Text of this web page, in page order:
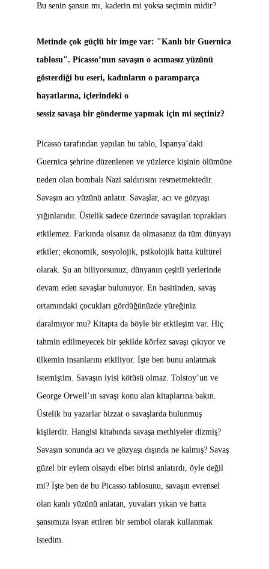
Bu senin şansın mı, kaderin mi yoksa seçimin midir?
Metinde çok güçlü bir imge var: "Kanlı bir Guernica
tablosu". Picasso’nun savaşın o acımasız yüzünü
gösterdiği bu eseri, kadınların o paramparça
hayatlarına, içlerindeki o
sessiz savaşa bir gönderme yapmak için mi seçtiniz?
Picasso tarafından yapılan bu tablo, İspanya’daki
Guernica şehrine düzenlenen ve yüzlerce kişinin ölümüne
neden olan bombalı Nazi saldırısını resmetmektedir.
Savaşın acı yüzünü anlatır. Savaşlar, acı ve gözyaşı
yığınlarıdır. Üstelik sadece üzerinde savaşılan toprakları
etkilemez. Farkında olsanız da olmasanız da tüm dünyayı
etkiler; ekonomik, sosyolojik, psikolojik hatta kültürel
olarak. Şu an biliyorsunuz, dünyanın çeşitli yerlerinde
devam eden savaşlar bulunuyor. En basitinden, savaş
ortamındaki çocukları gördüğünüzde yüreğiniz
daralmıyor mu? Kitapta da böyle bir etkileşim var. Hiç
tahmin edilmeyecek bir şekilde körfez savaşı çıkıyor ve
ülkemin insanlarını etkiliyor. İşte ben bunu anlatmak
istemiştim. Savaşın iyisi kötüsü olmaz. Tolstoy’un ve
George Orwell’ın savaşı konu alan kitaplarına bakın.
Üstelik bu yazarlar bizzat o savaşlarda bulunmuş
kişilerdir. Hangisi kitabında savaşa methiyeler dizmiş?
Savaşın sonunda acı ve gözyaşı dışında ne kalmış? Savaş
güzel bir eylem olsaydı elbet birisi anlatırdı, öyle değil
mi? İşte ben de bu Picasso tablosunu, savaşın evrensel
olan kanlı yüzünü anlatan, yuvaları yıkan ve hatta
şansımıza isyan ettiren bir sembol olarak kullanmak
istedim.